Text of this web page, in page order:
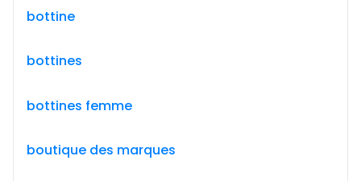
bottine
bottines
bottines femme
boutique des marques